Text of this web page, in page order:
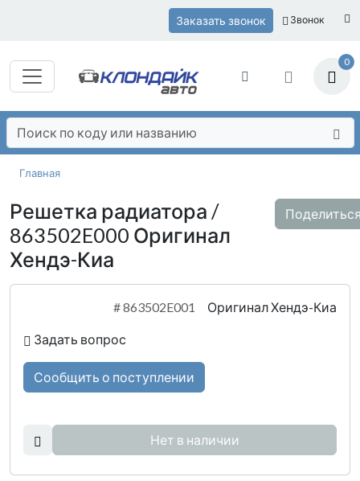
Заказать звонок Звонок
0
Главная
Решетка радиатора /
863502E000 Оригинал
Хендэ-Киа
#863502E001 Оригинал Хендэ-Киа
Задать вопрос
Сообщить о поступлении
Нет в наличии